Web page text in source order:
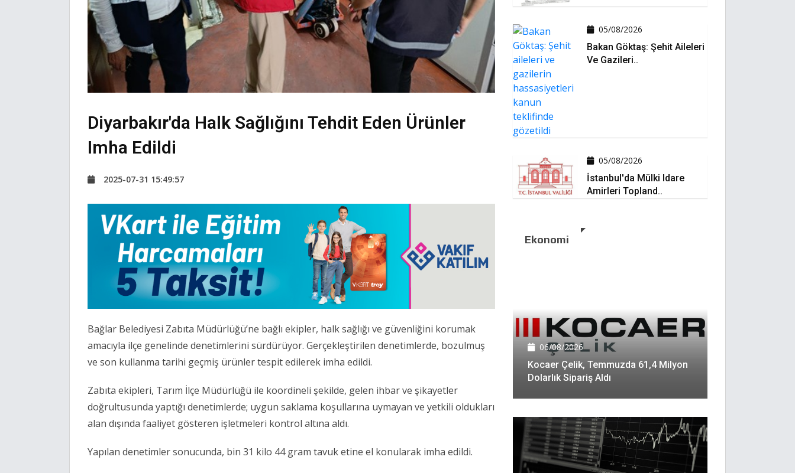
Diyarbakır'da Halk Sağlığını Tehdit Eden Ürünler
Imha Edildi
2025-07-31 15:49:57
Bağlar Belediyesi Zabıta Müdürlüğü’ne bağlı ekipler, halk sağlığı ve güvenliğini korumak
amacıyla ilçe genelinde denetimlerini sürdürüyor. Gerçekleştirilen denetimlerde, bozulmuş
ve son kullanma tarihi geçmiş ürünler tespit edilerek imha edildi.
Zabıta ekipleri, Tarım İlçe Müdürlüğü ile koordineli şekilde, gelen ihbar ve şikayetler
doğrultusunda yaptığı denetimlerde; uygun saklama koşullarına uymayan ve yetkili oldukları
alan dışında faaliyet gösteren işletmeleri kontrol altına aldı.
Yapılan denetimler sonucunda, bin 31 kilo 44 gram tavuk etine el konularak imha edildi.
05/08/2026
Bakan Göktaş: Şehit Aileleri
Ve Gazileri..
05/08/2026
İstanbul'da Mülki Idare
Amirleri Topland..
Ekonomi
06/08/2026
Kocaer Çelik, Temmuzda 61,4 Milyon
Dolarlık Sipariş Aldı